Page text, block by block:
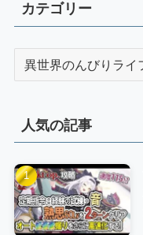
カテゴリー
ー
人気の記事